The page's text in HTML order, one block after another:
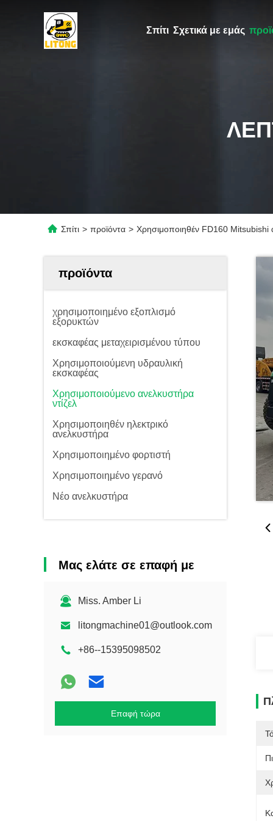
Σπίτι Σχετικά με εμάς
Σπίτι > προϊόντα > Χρησιμοποιηθέν FD160 Mitsubishi
προϊόντα
χρησιμοποιημένο εξοπλισμό
εξορυκτών
εκσκαφέας μεταχειρισμένου τύπου
Χρησιμοποιούμενη υδραυλική
εκσκαφέας
Χρησιμοποιούμενο ανελκυστήρα
ντίζελ
Χρησιμοποιηθέν ηλεκτρικό
ανελκυστήρα
Χρησιμοποιημένο φορτιστή
Χρησιμοποιημένο γερανό
Νέο ανελκυστήρα
Μας ελάτε σε επαφή με
Miss. Amber Li
litongmachine01@outlook.com
+86--15395098502
Επαφή τώρα